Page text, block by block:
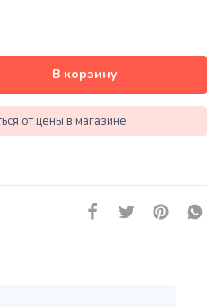
В корзину
от цены в магазине